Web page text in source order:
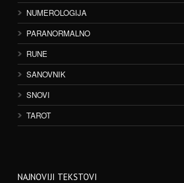
NUMEROLOGIJA
PARANORMALNO
RUNE
SANOVNIK
SNOVI
TAROT
NAJNOVIJI TEKSTOVI